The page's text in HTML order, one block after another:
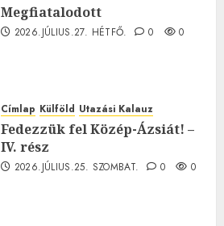
Megfiatalodott
2026.JÚLIUS.27. HÉTFŐ. 0 0
Címlap Külföld Utazási Kalauz
Fedezzük fel Közép-Ázsiát! –
IV. rész
2026.JÚLIUS.25. SZOMBAT. 0 0